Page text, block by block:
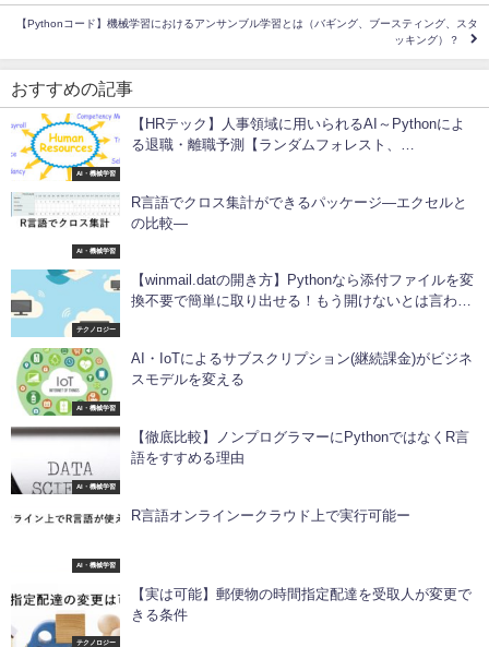
【Pythonコード】機械学習におけるアンサンブル学習とは（バギング、ブースティング、スタ
ッキング）？
おすすめの記事
AI・機械学習
【HRテック】人事領域に用いられるAI～Pythonによ
る退職・離職予測【ランダムフォレスト、
AI・機械学習
R言語でクロス集計ができるパッケージ―エクセルと
の比較―
テクノロジー
【winmail.datの開き方】Pythonなら添付ファイルを変
換不要で簡単に取り出せる！もう開けないとは言わせ
AI・機械学習
AI・IoTによるサブスクリプション(継続課金)がビジネ
スモデルを変える
AI・機械学習
【徹底比較】ノンプログラマーにPythonではなくR言
語をすすめる理由
AI・機械学習
R言語オンラインークラウド上で実行可能ー
テクノロジー
【実は可能】郵便物の時間指定配達を受取人が変更で
きる条件